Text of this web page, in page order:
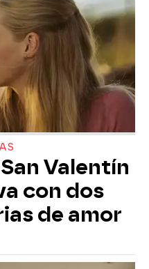
Valentín
con dos
de amor